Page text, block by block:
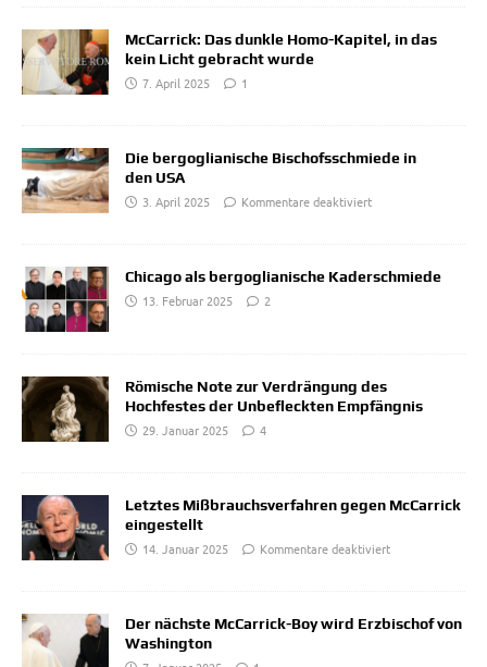
McCarrick: Das dunkle Homo-Kapitel, in das
kein Licht gebracht wurde
7. April 2025
1
Die bergoglianische Bischofsschmiede in
den USA
3. April 2025
Kommentare deaktiviert
Chicago als bergoglianische Kaderschmiede
13. Februar 2025
2
Römische Note zur Verdrängung des
Hochfestes der Unbefleckten Empfängnis
29. Januar 2025
4
Letztes Mißbrauchsverfahren gegen McCarrick
eingestellt
14. Januar 2025
Kommentare deaktiviert
Der nächste McCarrick-Boy wird Erzbischof von
Washington